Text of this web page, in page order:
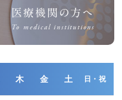
医療機関の方へ
To medical institutions
木 金 土 日・祝